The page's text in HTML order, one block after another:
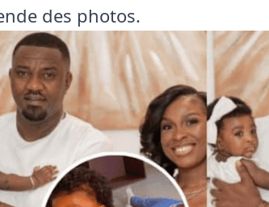
des photos.